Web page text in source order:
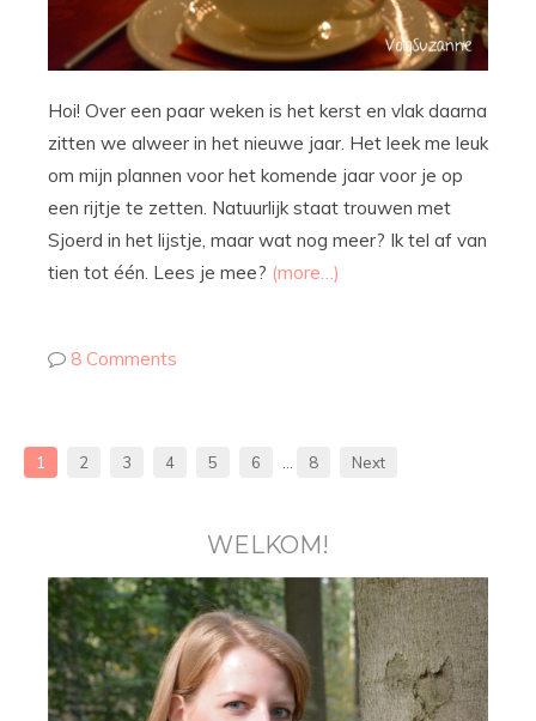
Hoi! Over een paar weken is het kerst en vlak daarna
zitten we alweer in het nieuwe jaar. Het leek me leuk
om mijn plannen voor het komende jaar voor je op
een rijtje te zetten. Natuurlijk staat trouwen met
Sjoerd in het lijstje, maar wat nog meer? Ik tel af van
tien tot één. Lees je mee? (more…)
8 Comments
1 2 3 4 5 6 … 8 Next
WELKOM!